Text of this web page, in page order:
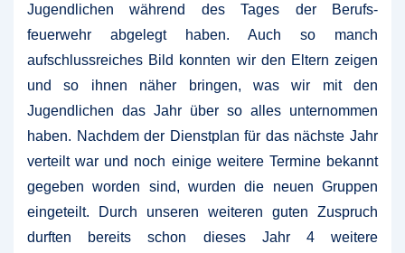
Jugendlichen während des Tages der Berufs-
feuerwehr abgelegt haben. Auch so manch
aufschlussreiches Bild konnten wir den Eltern zeigen
und so ihnen näher bringen, was wir mit den
Jugendlichen das Jahr über so alles unternommen
haben. Nachdem der Dienstplan für das nächste Jahr
verteilt war und noch einige weitere Termine bekannt
gegeben worden sind, wurden die neuen Gruppen
eingeteilt. Durch unseren weiteren guten Zuspruch
durften bereits schon dieses Jahr 4 weitere